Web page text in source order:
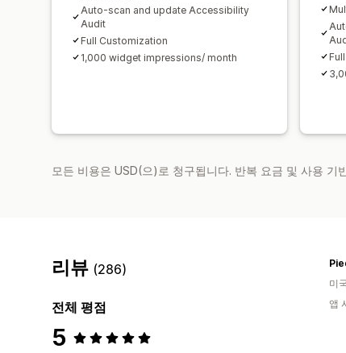
Auto-scan and update Accessibility
Audit
Full Customization
1,000 widget impressions/ month
모든 비용은 USD(으)로 청구됩니다. 반복 요금 및 사용 기
리뷰 (286)
전체 평점
5
미
앱